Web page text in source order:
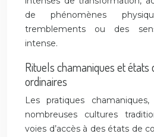
de phénomènes
tremblements ou des
intense.
Rituels chamaniques et états
ordinaires
Les pratiques
nombreuses cultures
voies d’accès à des états de